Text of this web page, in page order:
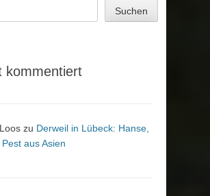
Suchen
kommentiert
zu Derweil in Lübeck: Hanse,
aus Asien